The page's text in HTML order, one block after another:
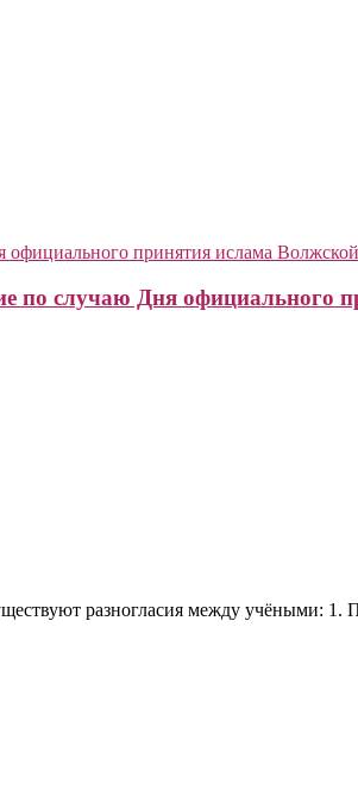
по случаю Дня официального
разногласия между учёными: